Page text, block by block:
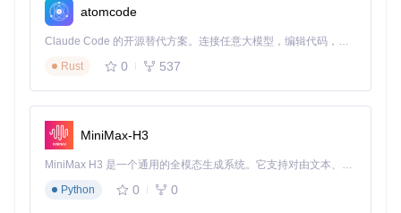
教育技术领域：约12%的研究复现失败源于下载文件损坏
校验耗时：手动比对MD5值的平均耗时为每个文件45秒
错误风险：人工校验的错误率高达15%，远高于自动化工具
王教授的教育技术研究组在准备课程数据集时，必须确保每个
文件的完整性。传统方法要求手动复制每个文件的MD5值，再
与官方提供的校验文件比对。对于包含23个文件的数据集，这
是，损坏文件往往直到数据分析阶段才被发现，造成后续工作
的连锁延误。
atomcode
Claude Code 的开源替代方案。连接任意大模型，编辑代码，运行命令，自动验证 — 全自动执行。用 Rust 构建，极致性能。 ｜ An open-source alternative to Claude Code. Connect any LLM, edit code, run commands, and verify changes — autonomously. Built in Rust for speed. Get Started
Rust
0 537
MiniMax-H3
MiniMax H3 是一个通用的全模态生成系统。它支持对由文本、图像、视频和音频组成的多模态上下文进行统一理解，并能生成分辨率高达 2K、时长可达 15 秒的带原生立体声音频的视频。得益于面向任务泛化的系统设计，H3 在预训练阶段就已具备广泛的多模态上下文理解与生成能力，能够出色地执行复杂的多模态指令。
Python
0 0